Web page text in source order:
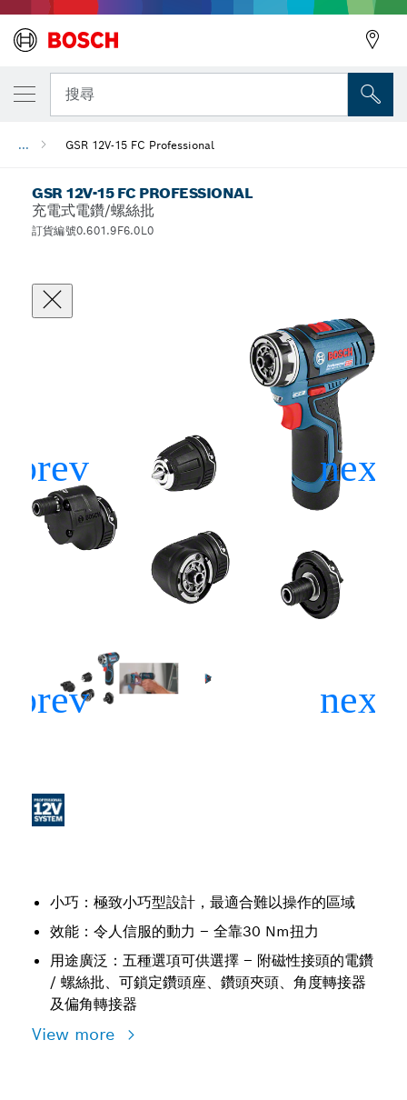
搜尋
... GSR 12V-15 FC Professional
GSR 12V-15 FC PROFESSIONAL
充電式電鑽/螺絲批
訂貨編號0.601.9F6.0L0
小巧：極致小巧型設計，最適合難以操作的區域
效能：令人信服的動力 – 全靠30 Nm扭力
用途廣泛：五種選項可供選擇 – 附磁性接頭的電鑽
/ 螺絲批、可鎖定鑽頭座、鑽頭夾頭、角度轉接器
及偏角轉接器
View more